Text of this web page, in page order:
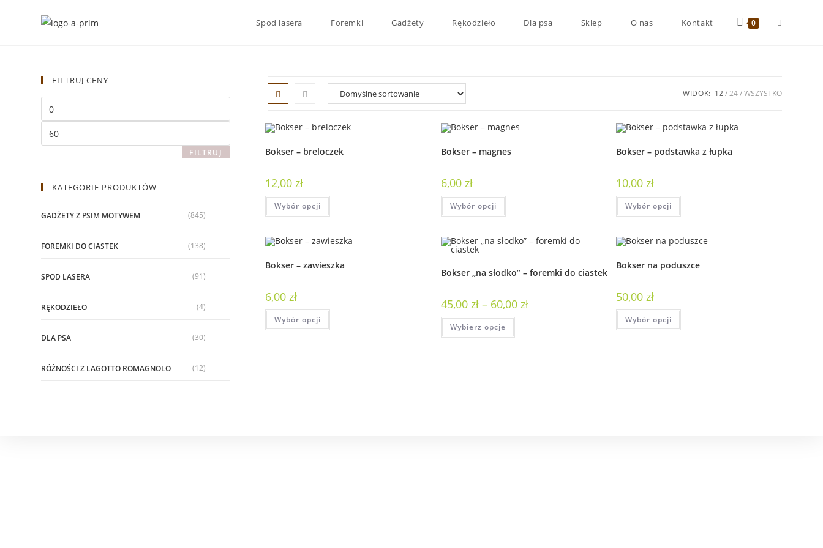
Spod lasera Foremki Gadżety Rękodzieło Dla psa Sklep O nas Kontakt 0
WIDOK: 12 24 WSZYSTKO
Bokser – breloczek
12,00zł
Wybór opcji
Bokser – magnes
6,00 zł
Wybór opcji
Bokser – podstawka z łupka
10,00zł
Wybór opcji
Bokser – zawieszka
6,00zł
Wybór opcji
Bokser „na słodko” – foremki do ciastek
45,00 zł – 60,00 zł
Wybierz opcje
Bokser na poduszce
50,00zł
Wybór opcji
FILTRUJ CENY
FILTRUJ
KATEGORIE PRODUKTÓW
GADŻETY Z PSIM MOTYWEM (845)
FOREMKI DO CIASTEK (138)
SPOD LASERA (91)
RĘKODZIEŁO (4)
DLA PSA (30)
RÓŻNOŚCI Z LAGOTTO ROMAGNOLO (12)